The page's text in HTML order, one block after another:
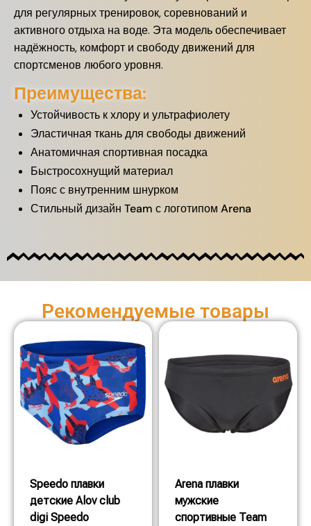
для регулярных тренировок, соревнований и
активного отдыха на воде. Эта модель обеспечивает
надёжность, комфорт и свободу движений для
спортсменов любого уровня.
Преимущества:
Устойчивость к хлору и ультрафиолету
Эластичная ткань для свободы движений
Анатомичная спортивная посадка
Быстросохнущий материал
Пояс с внутренним шнурком
Стильный дизайн Team с логотипом Arena
Рекомендуемые товары
Speedo плавки
детские Alov club
digi Speedo
Arena плавки
мужские
спортивные Team